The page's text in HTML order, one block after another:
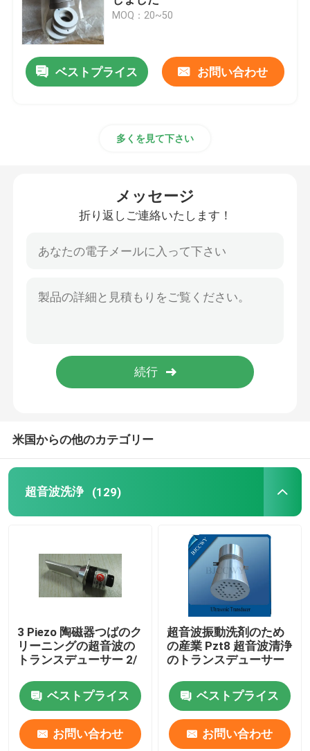
圧電気の超音波トランスデューサー
水に浸け超音波トランスデューサ
超音波洗浄機
超音波細胞の Disruptor
超音波リアクター
圧電気の陶磁器ディスク
ピエゾ 陶磁器の要素
超音波美のトランスデューサー
超音波インピーダンス
超音波粉砕のトランスデューサー
超音波管状のトランスデューサー
MOQ：20~50
ベストプライス お問い合わせ
多くを見て下さい
メッセージ
折り返しご連絡いたします！
米国からの他のカテゴリー
超音波洗浄 (129)
3 Piezo 陶磁器つばのク
リーニングの超音波の
トランスデューサー 2/
ベストプライス
お問い合わせ
超音波振動洗剤のため
の産業 Pzt8 超音波清浄
のトランスデューサー
ベストプライス
お問い合わせ